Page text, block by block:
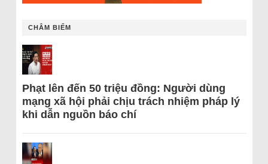
CHÂM BIẾM
Phạt lên đến 50 triệu đồng: Người dùng
mạng xã hội phải chịu trách nhiệm pháp lý
khi dẫn nguồn báo chí